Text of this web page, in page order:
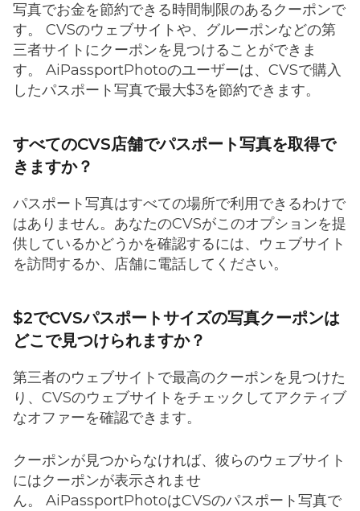
写真でお金を節約できる時間制限のあるクーポンで
す。 CVSのウェブサイトや、グルーポンなどの第
三者サイトにクーポンを見つけることができま
す。 AiPassportPhotoのユーザーは、CVSで購入
したパスポート写真で最大$3を節約できます。
すべてのCVS店舗でパスポート写真を取得で
きますか？
パスポート写真はすべての場所で利用できるわけで
はありません。あなたのCVSがこのオプションを提
供しているかどうかを確認するには、ウェブサイト
を訪問するか、店舗に電話してください。
$2でCVSパスポートサイズの写真クーポンは
どこで見つけられますか？
第三者のウェブサイトで最高のクーポンを見つけた
り、CVSのウェブサイトをチェックしてアクティブ
なオファーを確認できます。
クーポンが見つからなければ、彼らのウェブサイト
にはクーポンが表示されませ
ん。 AiPassportPhotoはCVSのパスポート写真で